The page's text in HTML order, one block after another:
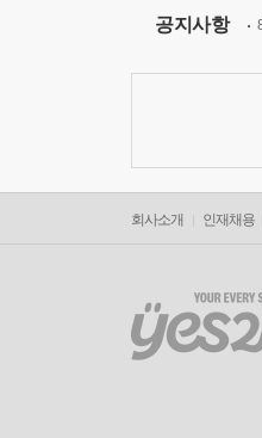
공지사항
회사소개 인재채용